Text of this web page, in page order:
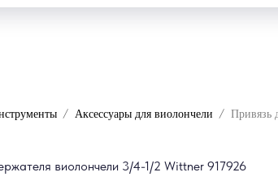
Аксессуары для виолончели
виолончели 3/4-1/2 Wittner 917926